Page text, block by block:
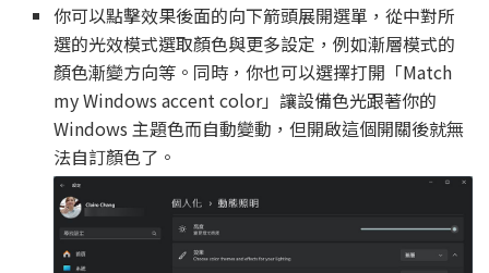
你可以點擊效果後面的向下箭頭展開選單，從中對所
選的光效模式選取顏色與更多設定，例如漸層模式的
顏色漸變方向等。同時，你也可以選擇打開「Match
my Windows accent color」讓設備色光跟著你的
Windows 主題色而自動變動，但開啟這個開關後就無
法自訂顏色了。